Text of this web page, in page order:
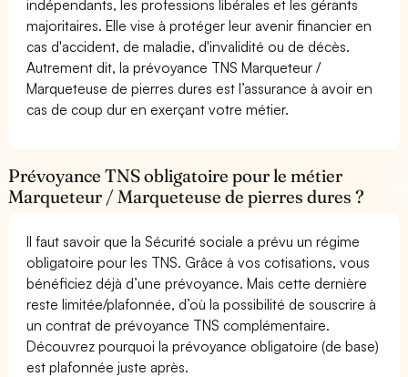
indépendants, les professions libérales et les gérants
majoritaires. Elle vise à protéger leur avenir financier en
cas d'accident, de maladie, d'invalidité ou de décès.
Autrement dit, la prévoyance TNS Marqueteur /
Marqueteuse de pierres dures est l’assurance à avoir en
cas de coup dur en exerçant votre métier.
Prévoyance TNS obligatoire pour le métier
Marqueteur / Marqueteuse de pierres dures ?
Il faut savoir que la Sécurité sociale a prévu un régime
obligatoire pour les TNS. Grâce à vos cotisations, vous
bénéficiez déjà d’une prévoyance. Mais cette dernière
reste limitée/plafonnée, d’où la possibilité de souscrire à
un contrat de prévoyance TNS complémentaire.
Découvrez pourquoi la prévoyance obligatoire (de base)
est plafonnée juste après.